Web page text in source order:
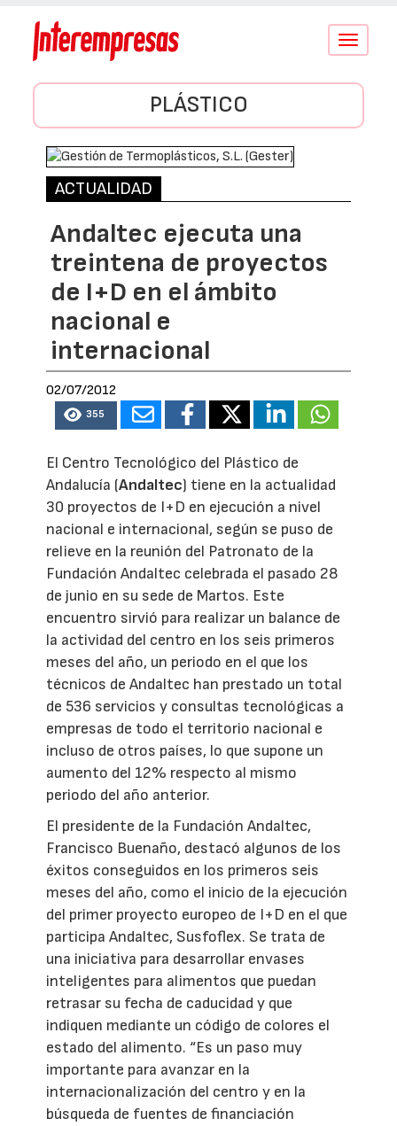
Conmutar
PLÁSTICO
ACTUALIDAD
Andaltec ejecuta una
treintena de proyectos
de I+D en el ámbito
nacional e
internacional
02/07/2012
355
El Centro Tecnológico del Plástico de
Andalucía (Andaltec) tiene en la actualidad
30 proyectos de I+D en ejecución a nivel
nacional e internacional, según se puso de
relieve en la reunión del Patronato de la
Fundación Andaltec celebrada el pasado 28
de junio en su sede de Martos. Este
encuentro sirvió para realizar un balance de
la actividad del centro en los seis primeros
meses del año, un periodo en el que los
técnicos de Andaltec han prestado un total
de 536 servicios y consultas tecnológicas a
empresas de todo el territorio nacional e
incluso de otros países, lo que supone un
aumento del 12% respecto al mismo
periodo del año anterior.
El presidente de la Fundación Andaltec,
Francisco Buenaño, destacó algunos de los
éxitos conseguidos en los primeros seis
meses del año, como el inicio de la ejecución
del primer proyecto europeo de I+D en el que
participa Andaltec, Susfoflex. Se trata de
una iniciativa para desarrollar envases
inteligentes para alimentos que puedan
retrasar su fecha de caducidad y que
indiquen mediante un código de colores el
estado del alimento. “Es un paso muy
importante para avanzar en la
internacionalización del centro y en la
búsqueda de fuentes de financiación